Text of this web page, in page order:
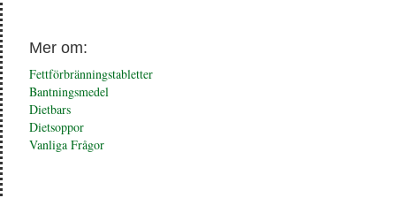
Mer om:
Fettförbränningstabletter
Bantningsmedel
Dietbars
Dietsoppor
Vanliga Frågor